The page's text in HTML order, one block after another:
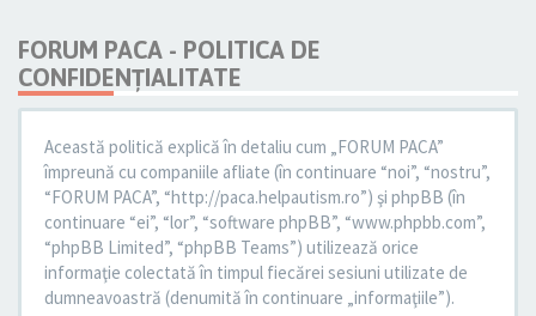
FORUM PACA - POLITICA DE
CONFIDENŢIALITATE
Această politică explică în detaliu cum „FORUM PACA”
împreună cu companiile afliate (în continuare “noi”, “nostru”,
“FORUM PACA”, “http://paca.helpautism.ro”) şi phpBB (în
continuare “ei”, “lor”, “software phpBB”, “www.phpbb.com”,
“phpBB Limited”, “phpBB Teams”) utilizează orice
informaţie colectată în timpul fiecărei sesiuni utilizate de
dumneavoastră (denumită în continuare „informaţiile”).